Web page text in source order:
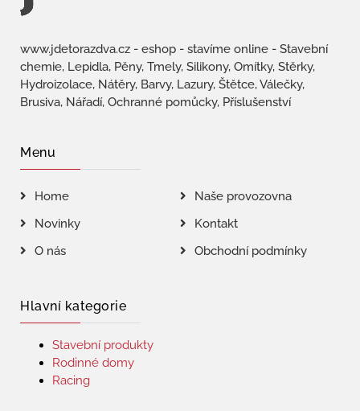
www.jdetorazdva.cz - eshop - stavíme online - Stavební
chemie, Lepidla, Pěny, Tmely, Silikony, Omítky, Stěrky,
Hydroizolace, Nátěry, Barvy, Lazury, Štětce, Válečky,
Brusiva, Nářadí, Ochranné pomůcky, Příslušenství
Menu
Home
Naše provozovna
Novinky
Kontakt
O nás
Obchodní podmínky
Hlavní kategorie
Stavební produkty
Rodinné domy
Racing